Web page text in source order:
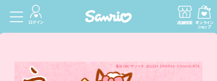
ログイン 店舗検索 オンライン
ショップ